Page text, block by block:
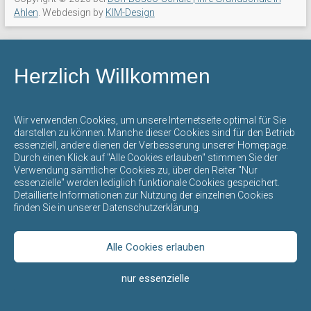
Herzlich Willkommen
Wir verwenden Cookies, um unsere Internetseite optimal für Sie
darstellen zu können. Manche dieser Cookies sind für den Betrieb
essenziell, andere dienen der Verbesserung unserer Homepage.
Durch einen Klick auf "Alle Cookies erlauben" stimmen Sie der
Verwendung sämtlicher Cookies zu, über den Reiter "Nur
essenzielle" werden lediglich funktionale Cookies gespeichert.
Detaillierte Informationen zur Nutzung der einzelnen Cookies
finden Sie in unserer Datenschutzerklärung.
Alle Cookies erlauben
nur essenzielle
mit
offenem
für
Bildung
und
Erziehung
durch
die
gegenseitige
Achtung
verschiedenen
Ahlen . Webdesign by KIM-Design